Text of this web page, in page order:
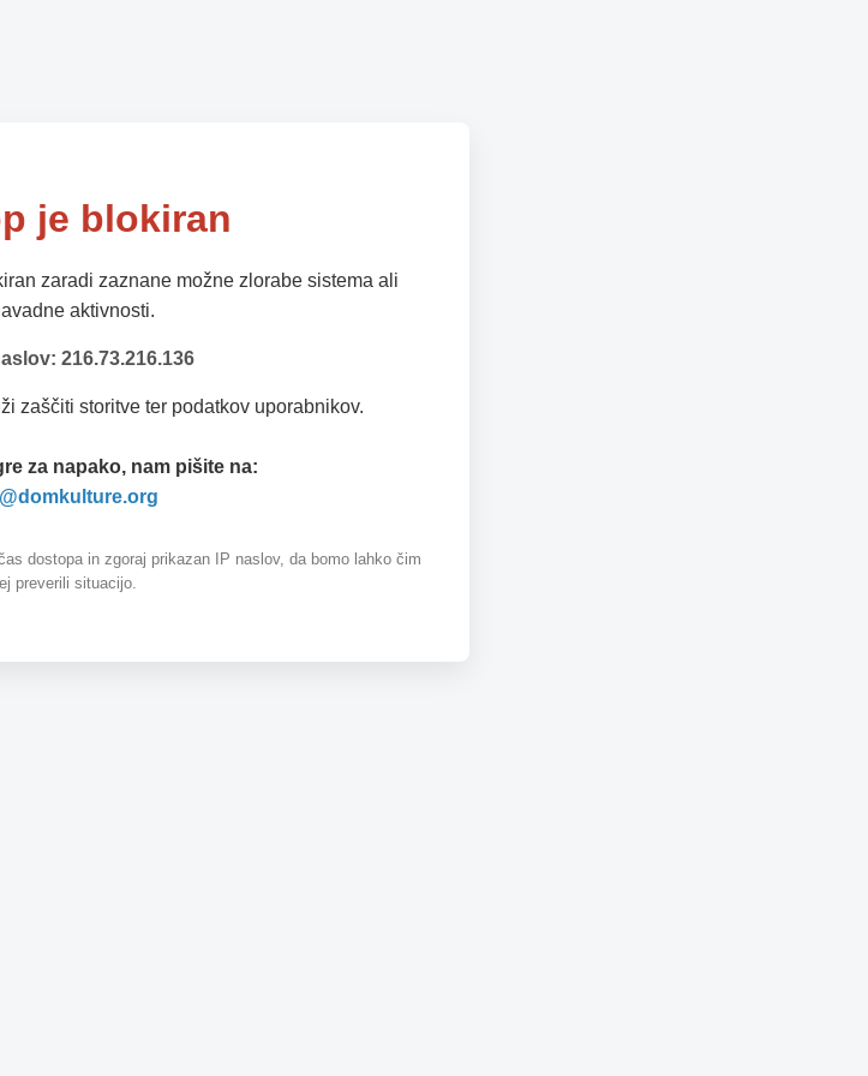
je blokiran
zaradi zaznane možne zlorabe sistema ali
aktivnosti.
216.73.216.136
zaščiti storitve ter podatkov uporabnikov.
za napako, nam pišite na:
dostopa in zgoraj prikazan IP naslov, da bomo lahko čim
preverili situacijo.